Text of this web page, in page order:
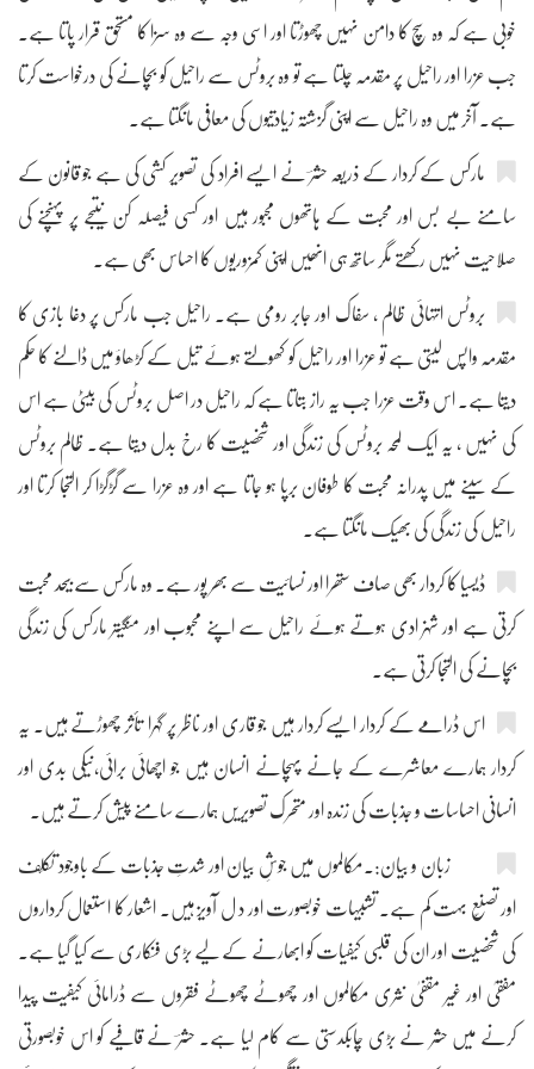
خوبی ہے کہ وہ سچ کا دامن نہیں چھوڑتا اور اسی وجہ سے وہ سزا کا مستحق قرار پاتا ہے۔
جب عزرا اور راحیل پر مقدمہ چلتا ہے تو وہ بروٹس سے راحیل کو بچانے کی درخواست کرتا
ہے۔ آخر میں وہ راحیل سے اپنی گزشتہ زیادتیوں کی معافی مانگتا ہے۔
مارکس کے کردار کے ذریعہ حشرؔ نے ایسے افراد کی تصویر کشی کی ہے جو قانون کے
سامنے بے بس اور محبت کے ہاتھوں مجبور ہیں اور کسی فیصلہ کن نتیجے پر پہنچنے کی
صلاحیت نہیں رکھتے مگر ساتھ ہی انھیں اپنی کمزوریوں کا احساس بھی ہے۔
بروٹس انتہائی ظالم ، سفاک اور جابر رومی ہے۔ راحیل جب مارکس پر دغا بازی کا
مقدمہ واپس لیتی ہے تو عزرا اور راحیل کو کھولتے ہوئے تیل کے کڑھاؤ میں ڈالنے کا حکم
دیتا ہے۔ اس وقت عزرا جب یہ راز بتاتا ہے کہ راحیل در اصل بروٹس کی بیٹی ہے اس
کی نہیں ، یہ ایک لمحہ بروٹس کی زندگی اور شخصیت کا رخ بدل دیتا ہے۔ ظالم بروٹس
کے سینے میں پدرانہ محبت کا طوفان برپا ہو جاتا ہے اور وہ عزرا سے گڑگڑا کر التجا کرتا اور
راحیل کی زندگی کی بھیک مانگتا ہے۔
ڈیسیا کا کردار بھی صاف ستھرا اور نسائیت سے بھر پور ہے۔ وہ مارکس سے بیحد محبت
کرتی ہے اور شہزادی ہوتے ہوئے راحیل سے اپنے محبوب اور منگیتر مارکس کی زندگی
بچانے کی التجا کرتی ہے۔
اس ڈرامے کے کردار ایسے کردار ہیں جو قاری اور ناظر پر گہرا تأثر چھوڑتے ہیں۔ یہ
کردار ہمارے معاشرے کے جانے پہچانے انسان ہیں جو اچھائی برائی،نیکی بدی اور
انسانی احساسات و جذبات کی زندہ اور متحرک تصویریں ہمارے سامنے پیش کرتے ہیں۔
زبان و بیان:۔مکالموں میں جوشِ بیان اور شدتِ جذبات کے باوجود تکلّف
اور تصنّع بہت کم ہے۔ تشبیہات خوبصورت اور د ل آویز ہیں۔ اشعار کا استعمال کرداروں
کی شخصیت اور ان کی قلبی کیفیات کو ابھارنے کے لیے بڑی فنکاری سے کیا گیا ہے۔
مفقیٰ اور غیر مقفیٰ نثری مکالموں اور چھوٹے چھوٹے فقروں سے ڈرامائی کیفیت پیدا
کرنے میں حشر نے بڑی چابکدستی سے کام لیا ہے۔ حشرؔ نے قافیے کو اس خوبصورتی